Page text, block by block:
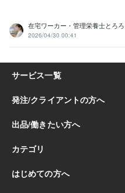
在宅ワーカー・管理栄養士とろろ
2026/04/30 00:41